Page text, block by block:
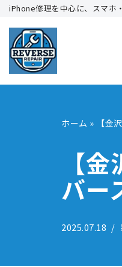
コ
ン
テ
ン
iPhone修理を中心に、スマホ
ホーム » 【金
【
バー
2025.07.18